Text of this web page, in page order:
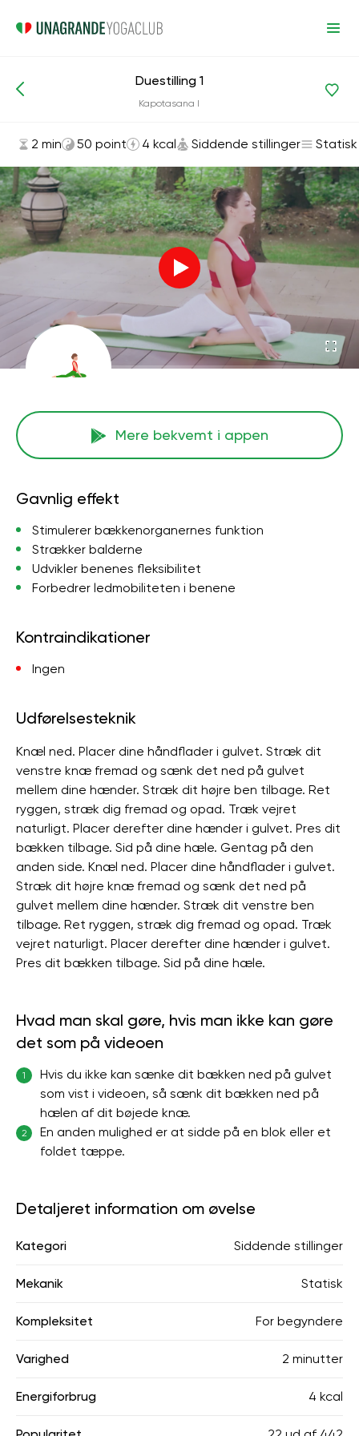
Siddende stillinger
Duestilling 1
Kapotasana I
2 min 50 point 4 kcal Siddende stillinger Statisk
Mere bekvemt i appen
Gavnlig effekt
Stimulerer bækkenorganernes funktion
Strækker balderne
Udvikler benenes fleksibilitet
Forbedrer ledmobiliteten i benene
Kontraindikationer
Ingen
Udførelsesteknik
Knæl ned. Placer dine håndflader i gulvet. Stræk dit
venstre knæ fremad og sænk det ned på gulvet
mellem dine hænder. Stræk dit højre ben tilbage. Ret
ryggen, stræk dig fremad og opad. Træk vejret
naturligt. Placer derefter dine hænder i gulvet. Pres dit
bækken tilbage. Sid på dine hæle. Gentag på den
anden side. Knæl ned. Placer dine håndflader i gulvet.
Stræk dit højre knæ fremad og sænk det ned på
gulvet mellem dine hænder. Stræk dit venstre ben
tilbage. Ret ryggen, stræk dig fremad og opad. Træk
vejret naturligt. Placer derefter dine hænder i gulvet.
Pres dit bækken tilbage. Sid på dine hæle.
Hvad man skal gøre, hvis man ikke kan gøre
det som på videoen
1
Hvis du ikke kan sænke dit bækken ned på gulvet
som vist i videoen, så sænk dit bækken ned på
hælen af ​​dit bøjede knæ.
2
En anden mulighed er at sidde på en blok eller et
foldet tæppe.
Detaljeret information om øvelse
Kategori Siddende stillinger
Mekanik Statisk
Kompleksitet For begyndere
Varighed 2 minutter
Energiforbrug 4 kcal